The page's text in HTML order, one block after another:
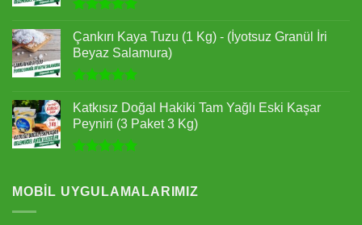
5.00oy
aldı
Çankırı Kaya Tuzu (1 Kg) - (İyotsuz Granül İri
Beyaz Salamura)
5.00oy
aldı
Katkısız Doğal Hakiki Tam Yağlı Eski Kaşar
Peyniri (3 Paket 3 Kg)
aldı
MOBIL UYGULAMALARIMIZ